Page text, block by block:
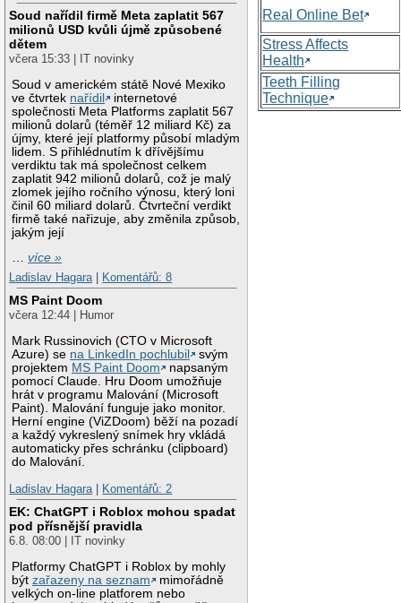
Soud nařídil firmě Meta zaplatit 567
milionů USD kvůli újmě způsobené
dětem
včera 15:33 | IT novinky
Soud v americkém státě Nové Mexiko
ve čtvrtek nařídil
internetové
společnosti Meta Platforms zaplatit 567
milionů dolarů (téměř 12 miliard Kč) za
újmy, které její platformy působí mladým
lidem. S přihlédnutím k dřívějšímu
verdiktu tak má společnost celkem
zaplatit 942 milionů dolarů, což je malý
zlomek jejího ročního výnosu, který loni
činil 60 miliard dolarů. Čtvrteční verdikt
firmě také nařizuje, aby změnila způsob,
jakým její
…více »
Ladislav Hagara
Komentářů: 8
MS Paint Doom
včera 12:44 | Humor
Mark Russinovich (CTO v Microsoft
Azure) se na LinkedIn pochlubil
svým
projektem MS Paint Doom
napsaným
pomocí Claude. Hru Doom umožňuje
hrát v programu Malování (Microsoft
Paint). Malování funguje jako monitor.
Herní engine (ViZDoom) běží na pozadí
a každý vykreslený snímek hry vkládá
automaticky přes schránku (clipboard)
do Malování.
Ladislav Hagara
Komentářů: 2
EK: ChatGPT i Roblox mohou spadat
pod přísnější pravidla
6.8. 08:00 | IT novinky
Platformy ChatGPT i Roblox by mohly
býtzařazeny na seznam
mimořádně
velkých on-line platforem nebo
Real Online Bet
Stress Affects
Health
Teeth Filling
Technique